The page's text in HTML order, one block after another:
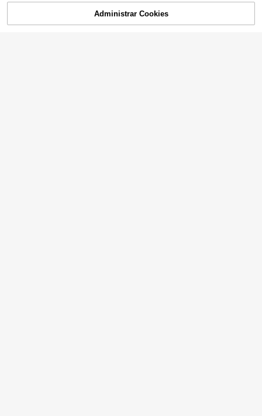
AÑADIR A LA BOLSA
Administrar Cookies